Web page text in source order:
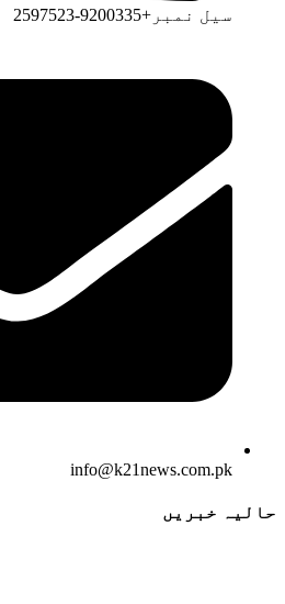
سیل نمبر+9200335-2597523
info@k21news.com.pk
حالیہ خبریں